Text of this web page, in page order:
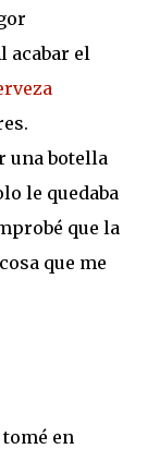
acabar el
una botella
le quedaba
que la
que me
en